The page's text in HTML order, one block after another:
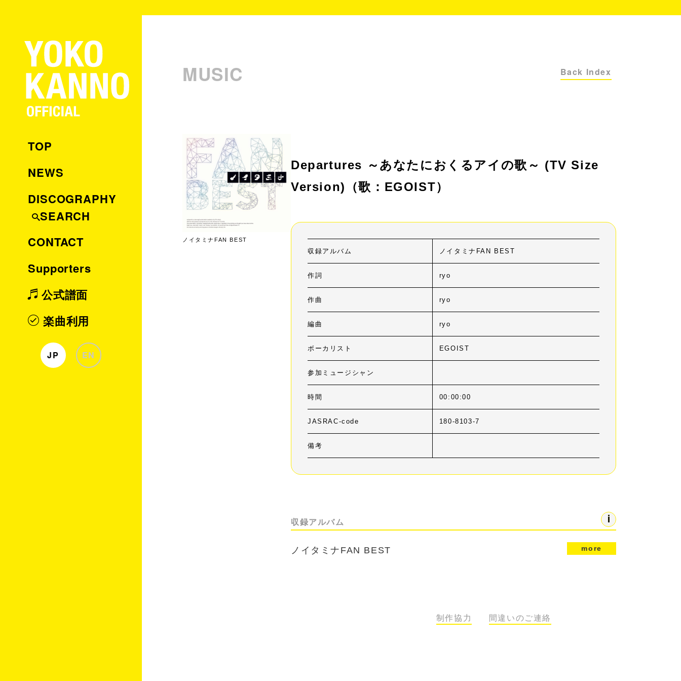
TOP
NEWS
DISCOGRAPHY
SEARCH
CONTACT
Supporters
公式譜面
楽曲利用
JP EN
MUSIC Back Index
ノイタミナFAN BEST
Departures ～あなたにおくるアイの歌～ (TV Size
Version)
（歌：EGOIST）
収録アルバム ノイタミナFAN BEST
作詞 ryo
作曲 ryo
編曲 ryo
ボーカリスト EGOIST
参加ミュージシャン
時間 00:00:00
JASRAC-code 180-8103-7
備考
収録アルバム
ノイタミナFAN BEST more
制作協力 間違いのご連絡